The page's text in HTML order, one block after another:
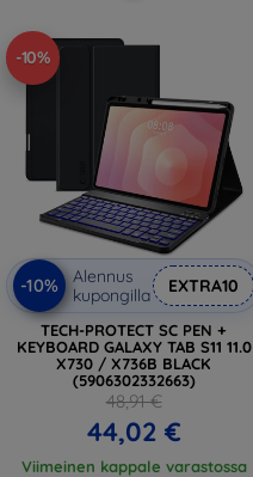
-10%
-10%
Alennus
kupongilla
EXTRA10
TECH-PROTECT SC PEN +
KEYBOARD GALAXY TAB S11 11.0
X730 / X736B BLACK
(5906302332663)
48,91 €
44,02 €
Viimeinen kappale varastossa